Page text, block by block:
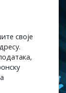
своје